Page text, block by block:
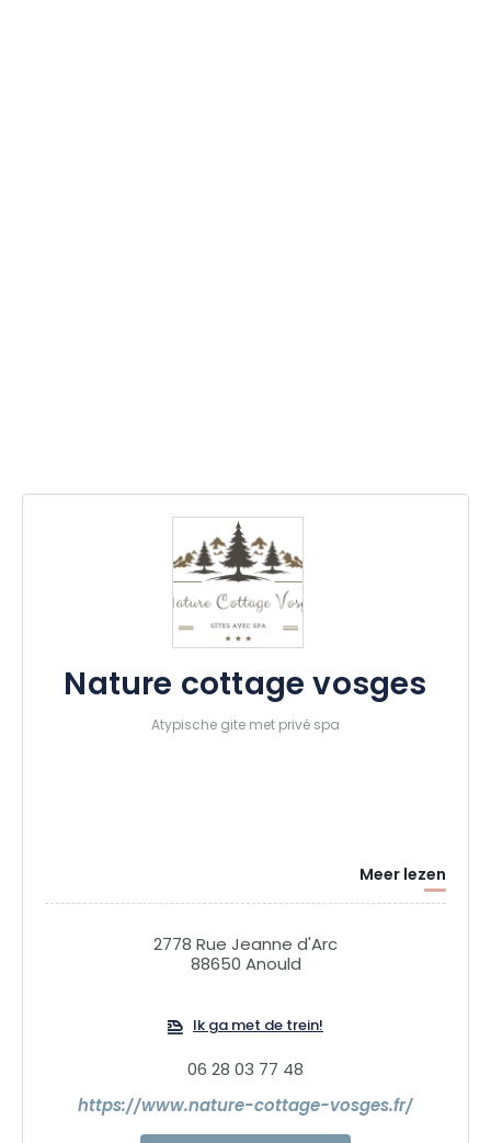
Nature cottage vosges
Atypische gite met privé spa
Meer lezen
2778 Rue Jeanne d'Arc
88650 Anould
Ik ga met de trein!
06 28 03 77 48
https://www.nature-cottage-vosges.fr/